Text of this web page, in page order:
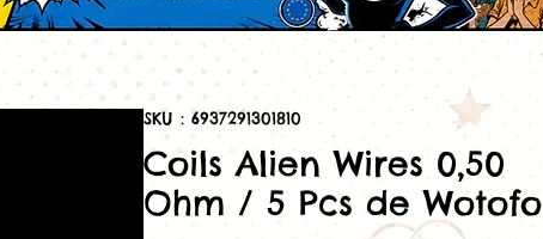
SKU : 6937291301810
Coils Alien Wires 0,50
Ohm / 5 Pcs de Wotofo